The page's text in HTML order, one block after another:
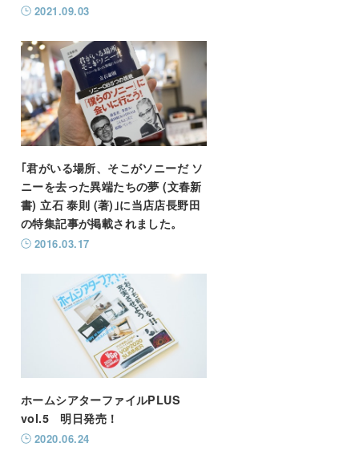
2021.09.03
｢君がいる場所、そこがソニーだ ソ
ニーを去った異端たちの夢 (文春新
書) 立石 泰則 (著)｣に当店店長野田
の特集記事が掲載されました。
2016.03.17
ホームシアターファイルPLUS
vol.5 明日発売！
2020.06.24